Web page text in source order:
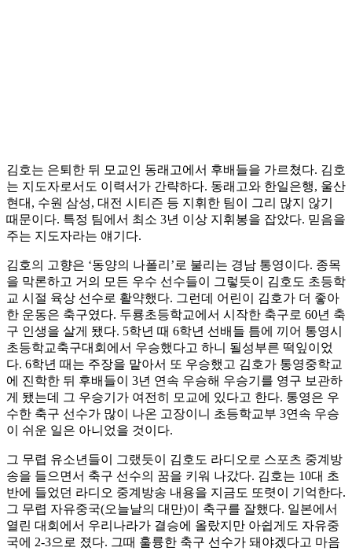
김호는 은퇴한 뒤 모교인 동래고에서 후배들을 가르쳤다. 김호
는 지도자로서도 이력서가 간략하다. 동래고와 한일은행, 울산
현대, 수원 삼성, 대전 시티즌 등 지휘한 팀이 그리 많지 않기
때문이다. 특정 팀에서 최소 3년 이상 지휘봉을 잡았다. 믿음을
주는 지도자라는 얘기다.
김호의 고향은 ‘동양의 나폴리’로 불리는 경남 통영이다. 종목
을 막론하고 거의 모든 우수 선수들이 그렇듯이 김호도 초등학
교 시절 육상 선수로 활약했다. 그런데 어린이 김호가 더 좋아
한 운동은 축구였다. 두룡초등학교에서 시작한 축구로 60년 축
구 인생을 살게 됐다. 5학년 때 6학년 선배들 틈에 끼어 통영시
초등학교축구대회에서 우승했다고 하니 될성부른 떡잎이었
다. 6학년 때는 주장을 맡아서 또 우승했고 김호가 통영중학교
에 진학한 뒤 후배들이 3년 연속 우승해 우승기를 영구 보관하
게 됐는데 그 우승기가 여전히 모교에 있다고 한다. 통영은 우
수한 축구 선수가 많이 나온 고장이니 초등학교부 3연속 우승
이 쉬운 일은 아니었을 것이다.
그 무렵 유소년들이 그랬듯이 김호도 라디오로 스포츠 중계방
송을 들으면서 축구 선수의 꿈을 키워 나갔다. 김호는 10대 초
반에 들었던 라디오 중계방송 내용을 지금도 또렷이 기억한다.
그 무렵 자유중국(오늘날의 대만)이 축구를 잘했다. 일본에서
열린 대회에서 우리나라가 결승에 올랐지만 아쉽게도 자유중
국에 2-3으로 졌다. 그때 훌륭한 축구 선수가 돼야겠다고 마음